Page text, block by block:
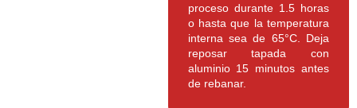
proceso durante 1.5 horas
o hasta que la temperatura
interna sea de 65°C. Deja
reposar tapada con
aluminio 15 minutos antes
de rebanar.